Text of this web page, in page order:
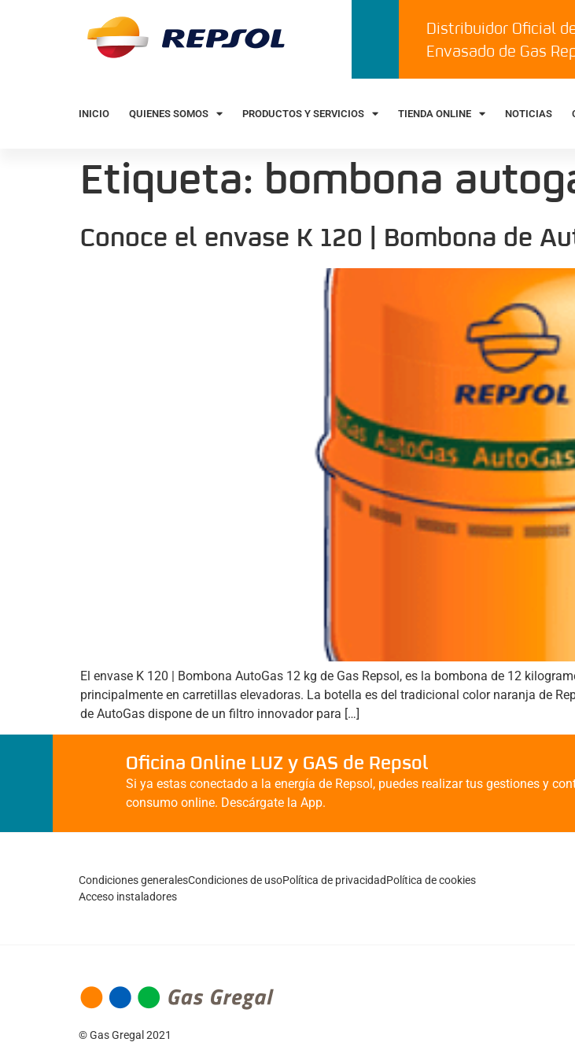
Distribuidor Oficial
Envasado de Gas
INICIO QUIENES SOMOS PRODUCTOS Y SERVICIOS TIENDA ONLINE NOTICIAS
Etiqueta: bombona
Conoce el envase K 120 | Bombona de
El envase K 120 | Bombona AutoGas 12 kg de Gas Repsol, es la bombona de 12
principalmente en carretillas elevadoras. La botella es del tradicional color naranja de
de AutoGas dispone de un filtro innovador para […]
Oficina Online LUZ y GAS de Repsol
Si ya estas conectado a la energía de Repsol, puedes realizar tus gestiones y
consumo online. Descárgate la App.
Condiciones generalesCondiciones de usoPolítica de privacidadPolítica de cookies
Acceso instaladores
© Gas Gregal 2021